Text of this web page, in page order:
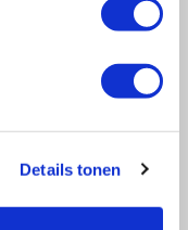
Details tonen